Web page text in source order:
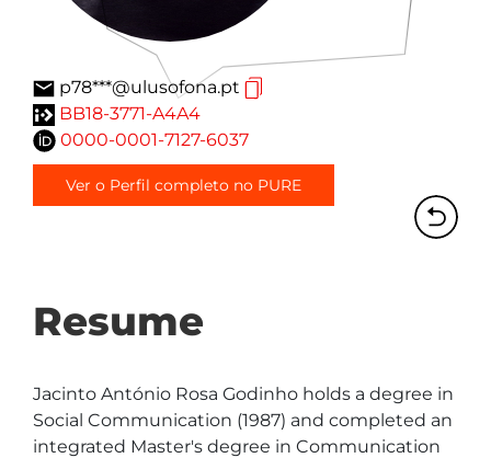
p78***@ulusofona.pt
BB18-3771-A4A4
0000-0001-7127-6037
Ver o Perfil completo no PURE
Resume
Jacinto António Rosa Godinho holds a degree in
Social Communication (1987) and completed an
integrated Master's degree in Communication